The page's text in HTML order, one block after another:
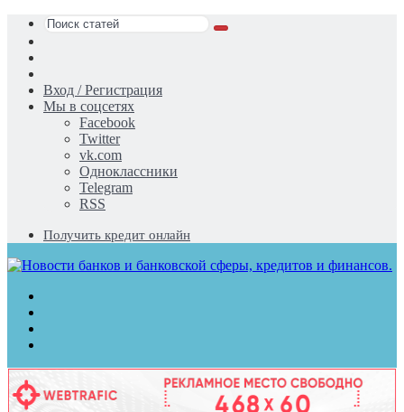
Поиск
статья
Вход / Регистрация
Мы в соцсетях
Facebook
Twitter
vk.com
Одноклассники
Telegram
RSS
Получить кредит онлайн